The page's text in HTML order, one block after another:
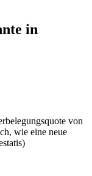
in
von
wie eine neue